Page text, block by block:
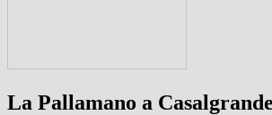
La Pallamano a